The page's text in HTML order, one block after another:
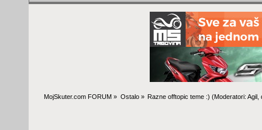
MojSkuter.com FORUM » Ostalo» Razne offtopic teme :) (Moderatori: Agil